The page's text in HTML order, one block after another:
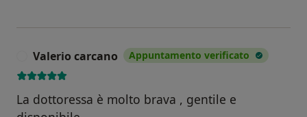
Valerio carcano Appuntamento verificato
La dottoressa è molto brava , gentile e